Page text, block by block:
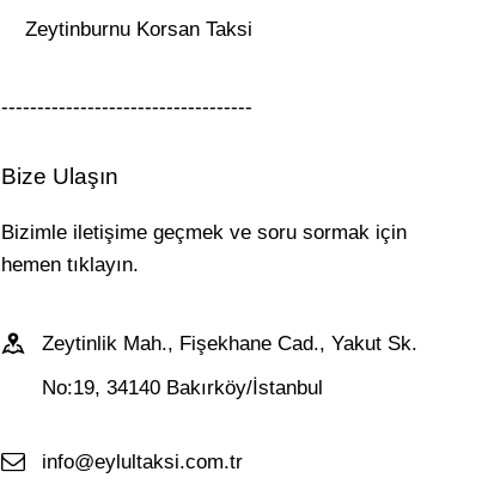
Zeytinburnu Korsan Taksi
-----------------------------------
Bize Ulaşın
Bizimle iletişime geçmek ve soru sormak için
hemen tıklayın.
Zeytinlik Mah., Fişekhane Cad., Yakut Sk.
No:19, 34140 Bakırköy/İstanbul
info@eylultaksi.com.tr